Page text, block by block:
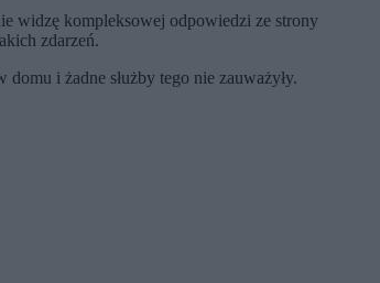
widzę kompleksowej odpowiedzi ze strony
zdarzeń.
i żadne służby tego nie zauważyły.